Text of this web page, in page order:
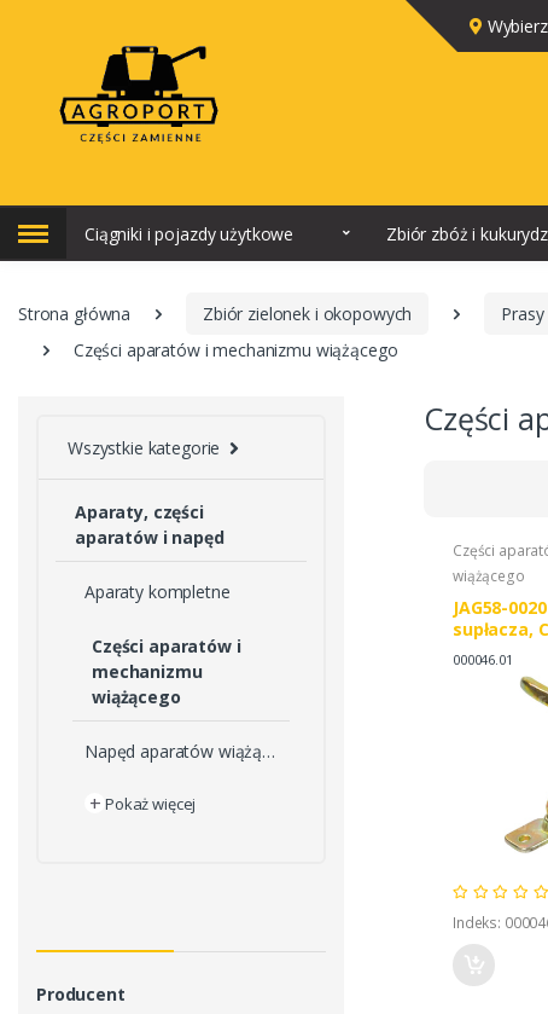
Ciągniki i pojazdy użytkowe Zbiór zbóż i
Strona główna Zbiór zielonek i okopowych Prasy
Części aparatów i mechanizmu wiążącego
Wszystkie kategorie
Aparaty, części
aparatów i napęd
Aparaty kompletne
Części aparatów i
mechanizmu
wiążącego
Napęd aparatów wiążących
+ Pokaż więcej
Producent
Części
Części
wiążącego
JAG58-
supłacza,
000046.01
Indeks: